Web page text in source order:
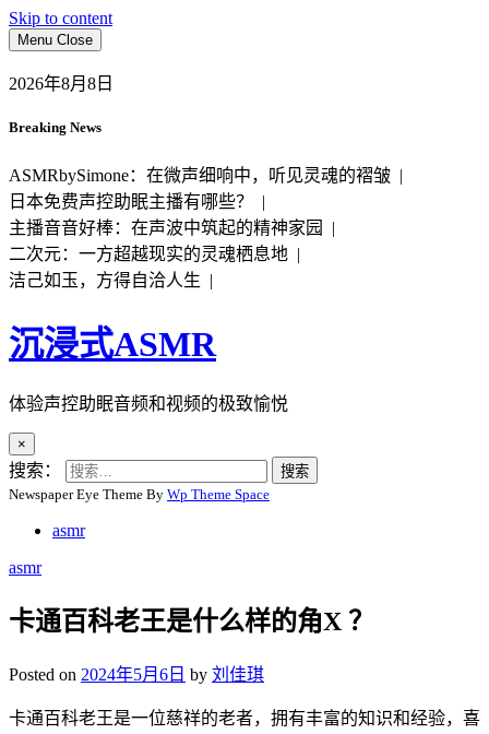
Skip to content
Menu Close
2026年8月8日
Breaking News
ASMRbySimone：在微声细响中，听见灵魂的褶皱 |
日本免费声控助眠主播有哪些？ |
主播音音好棒：在声波中筑起的精神家园 |
二次元：一方超越现实的灵魂栖息地 |
洁己如玉，方得自洽人生 |
沉浸式ASMR
体验声控助眠音频和视频的极致愉悦
×
搜索：
Newspaper Eye Theme By Wp Theme Space
asmr
asmr
卡通百科老王是什么样的角X ？
Posted on 2024年5月6日 by 刘佳琪
卡通百科老王是一位慈祥的老者，拥有丰富的知识和经验，喜